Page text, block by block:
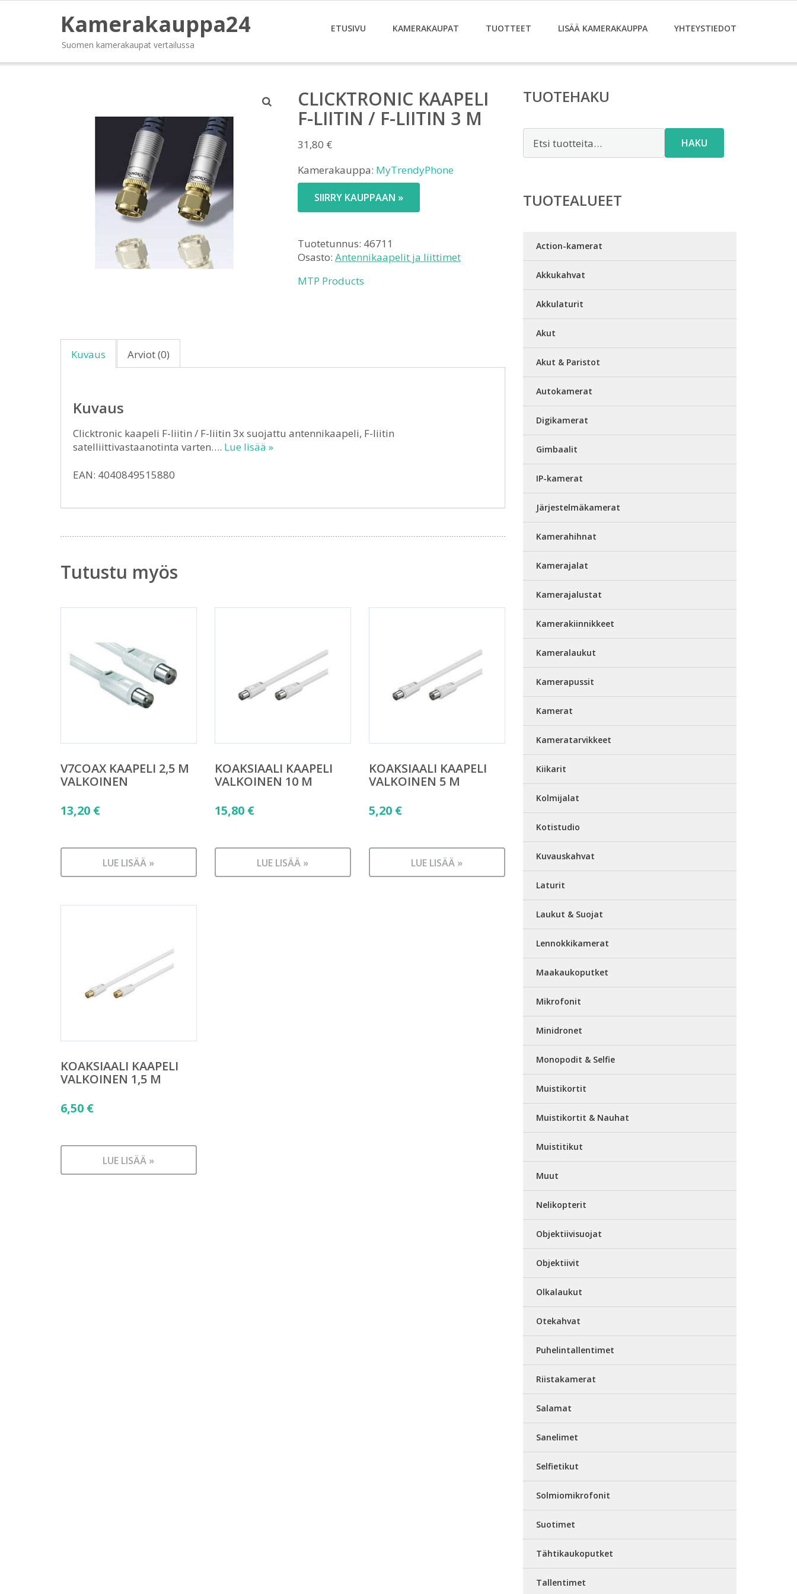
Kamerakauppa24
Suomen kamerakaupat vertailussa
ETUSIVU KAMERAKAUPAT TUOTTEET LISÄÄ KAMERAKAUPPA YHTEYSTIEDOT
CLICKTRONIC KAAPELI
F-LIITIN / F-LIITIN 3 M
31,80 €
Kamerakauppa: MyTrendyPhone
SIIRRY KAUPPAAN »
Tuotetunnus: 46711
Osasto: Antennikaapelit ja liittimet
MTP Products
Kuvaus Arviot (0)
Kuvaus
Clicktronic kaapeli F-liitin / F-liitin 3x suojattu antennikaapeli, F-liitin
satelliittivastaanotinta varten…. Lue lisää »
EAN: 4040849515880
Tutustu myös
V7COAX KAAPELI 2,5 M
VALKOINEN
13,20 €
LUE LISÄÄ »
KOAKSIAALI KAAPELI
VALKOINEN 10 M
15,80 €
LUE LISÄÄ »
KOAKSIAALI KAAPELI
VALKOINEN 5 M
5,20 €
LUE LISÄÄ »
KOAKSIAALI KAAPELI
VALKOINEN 1,5 M
6,50 €
LUE LISÄÄ »
TUOTEHAKU
HAKU
TUOTEALUEET
Action-kamerat
Akkukahvat
Akkulaturit
Akut
Akut & Paristot
Autokamerat
Digikamerat
Gimbaalit
IP-kamerat
Järjestelmäkamerat
Kamerahihnat
Kamerajalat
Kamerajalustat
Kamerakiinnikkeet
Kameralaukut
Kamerapussit
Kamerat
Kameratarvikkeet
Kiikarit
Kolmijalat
Kotistudio
Kuvauskahvat
Laturit
Laukut & Suojat
Lennokkikamerat
Maakaukoputket
Mikrofonit
Minidronet
Monopodit & Selfie
Muistikortit
Muistikortit & Nauhat
Muistitikut
Muut
Nelikopterit
Objektiivisuojat
Objektiivit
Olkalaukut
Otekahvat
Puhelintallentimet
Riistakamerat
Salamat
Sanelimet
Selfietikut
Solmiomikrofonit
Suotimet
Tähtikaukoputket
Tallentimet